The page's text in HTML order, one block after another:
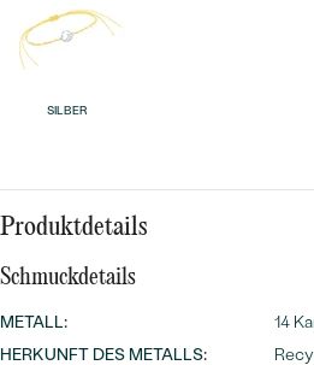
Wave
DIAMANTEN
Halsketten
SILBER
Produktdetails
Schmuckdetails
METALL:
14
HERKUNFT DES METALLS: